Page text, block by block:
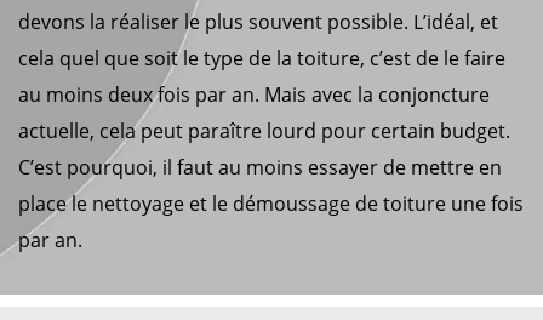
devons la réaliser le plus souvent possible. L’idéal, et
cela quel que soit le type de la toiture, c’est de le faire
au moins deux fois par an. Mais avec la conjoncture
actuelle, cela peut paraître lourd pour certain budget.
C’est pourquoi, il faut au moins essayer de mettre en
place le nettoyage et le démoussage de toiture une fois
par an.